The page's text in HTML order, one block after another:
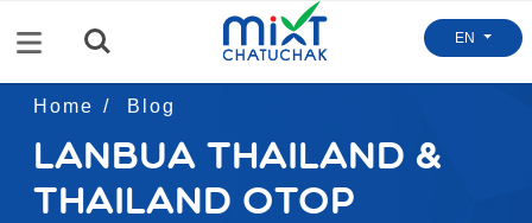
EN
Home Blog
Lanbua Thailand &
Thailand OTOP